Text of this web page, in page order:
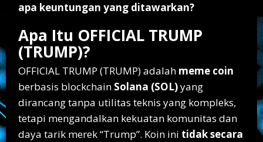
apa keuntungan yang ditawarkan?
Apa Itu OFFICIAL TRUMP
(TRUMP)?
OFFICIAL TRUMP (TRUMP) adalah meme coin
berbasis blockchain Solana (SOL)yang
dirancang tanpa utilitas teknis yang kompleks,
tetapi mengandalkan kekuatan komunitas dan
daya tarik merek “Trump”. Koin ini tidak secara